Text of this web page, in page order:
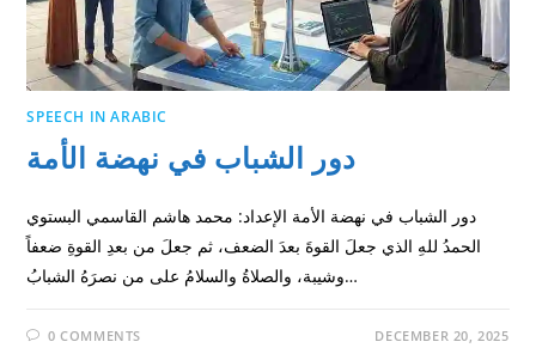
SPEECH IN ARABIC
دور الشباب في نهضة الأمة
دور الشباب في نهضة الأمة الإعداد: محمد هاشم القاسمي البستوي
الحمدُ للهِ الذي جعلَ القوةَ بعدَ الضعف، ثم جعلَ من بعدِ القوةِ ضعفاً
وشيبة، والصلاةُ والسلامُ على من نصرَهُ الشبابُ…
0 COMMENTS DECEMBER 20, 2025